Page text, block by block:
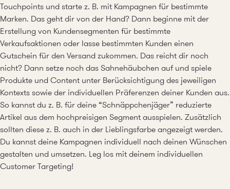
Touchpoints und starte z. B. mit Kampagnen für bestimmte
Marken. Das geht dir von der Hand? Dann beginne mit der
Erstellung von Kundensegmenten für bestimmte
Verkaufsaktionen oder lasse bestimmten Kunden einen
Gutschein für den Versand zukommen. Das reicht dir noch
nicht? Dann setze noch das Sahnehäubchen auf und spiele
Produkte und Content unter Berücksichtigung des jeweiligen
Kontexts sowie der individuellen Präferenzen deiner Kunden aus.
So kannst du z. B. für deine “Schnäppchenjäger” reduzierte
Artikel aus dem hochpreisigen Segment ausspielen. Zusätzlich
sollten diese z. B. auch in der Lieblingsfarbe angezeigt werden.
Du kannst deine Kampagnen individuell nach deinen Wünschen
gestalten und umsetzen. Leg los mit deinem individuellen
Customer Targeting!